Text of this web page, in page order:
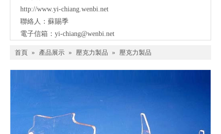
http://www.yi-chiang.wenbi.net
聯絡人：蘇賜季
電子信箱： yi-chiang@wenbi.net
首頁 » 產品展示 » 壓克力製品 » 壓克力製品